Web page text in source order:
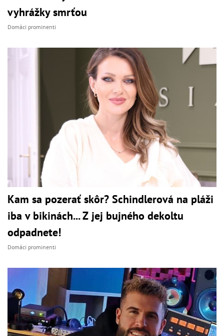
vyhrážky smrťou
Domáci prominenti
Kam sa pozerať skôr? Schindlerová na pláži
iba v bikinách... Z jej bujného dekoltu
odpadnete!
Domáci prominenti